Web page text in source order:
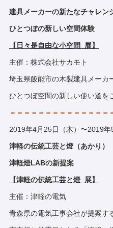
建具メーカーの新たなチャレン
ひとつぼの新しい空間体験
【日々是自由な小空間 展】
主催：株式会社サカモト
埼玉県飯能市の木製建具メーカ
ひとつぼ空間の新しい使い道を
＝＝＝＝＝＝＝＝＝＝＝＝＝＝
2019年4月25日（木）〜2019年
津軽の伝統工芸と燈（あかり）
津軽燈LABの新提案
【津軽の伝統工芸と燈 展】
主催：津軽の電気
青森県の電気工事会社が提案す